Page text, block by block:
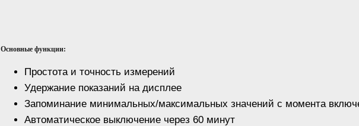
Основные функции:
Простота и точность измерений
Удержание показаний на дисплее
Запоминание минимальных/максимальных значений с момента
Автоматическое выключение через 60 минут